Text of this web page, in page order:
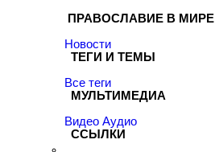
ПРАВОСЛАВИЕ В МИРЕ
Новости
ТЕГИ И ТЕМЫ
Все теги
МУЛЬТИМЕДИА
Видео Аудио
ССЫЛКИ